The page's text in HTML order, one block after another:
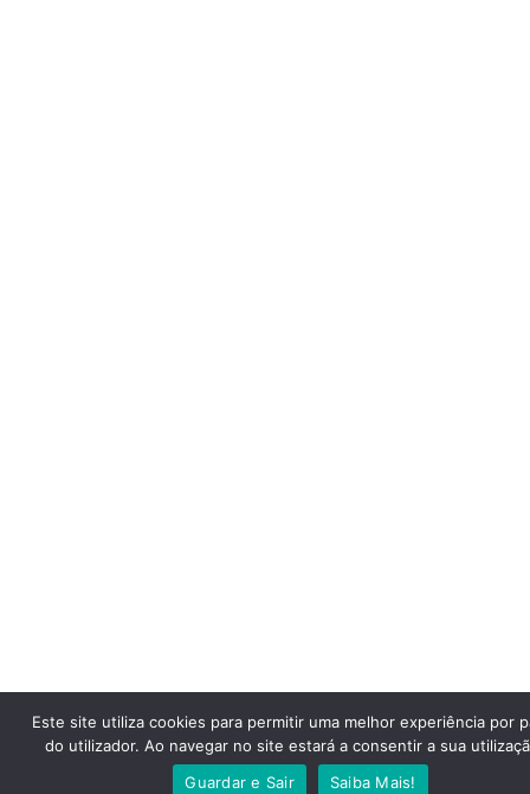
Este site utiliza cookies para permitir uma melhor experiência por
do utilizador. Ao navegar no site estará a consentir a sua
Guardar e Sair
Saiba Mais!